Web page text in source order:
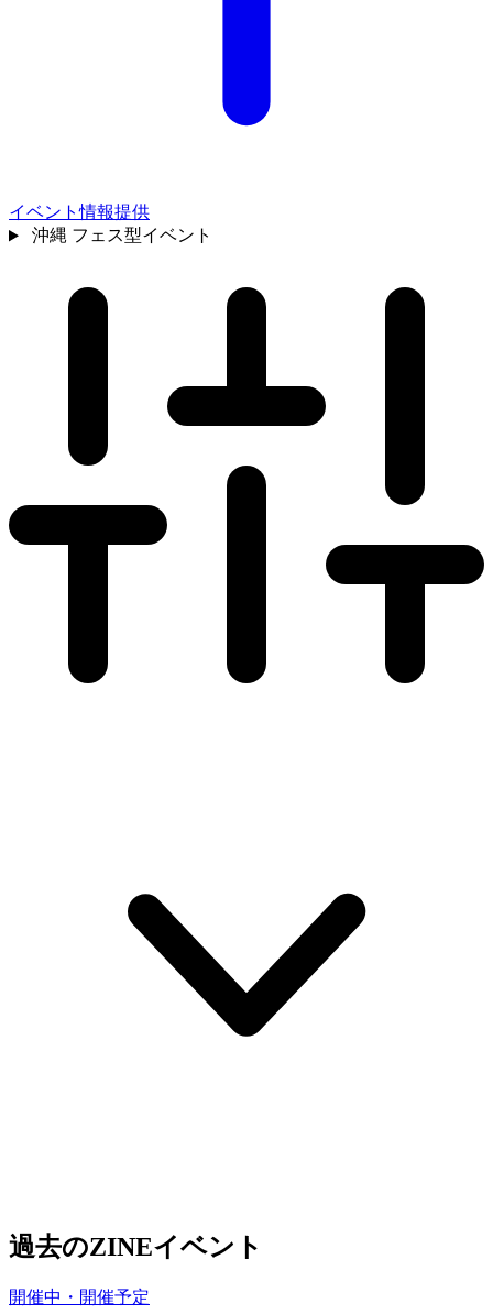
イベント情報提供
沖縄 フェス型イベント
過去のZINEイベント
開催中・開催予定